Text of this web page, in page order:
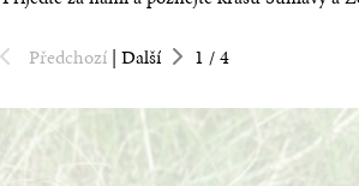
Předchozí | Další 1 /4